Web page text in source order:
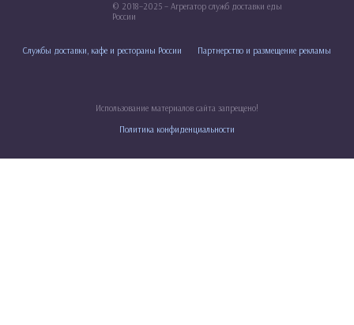
© 2018–2025 – Агрегатор служб доставки еды
России
Службы доставки, кафе и рестораны России Партнерство и размещение рекламы
Использование материалов сайта запрещено!
Политика конфиденциальности